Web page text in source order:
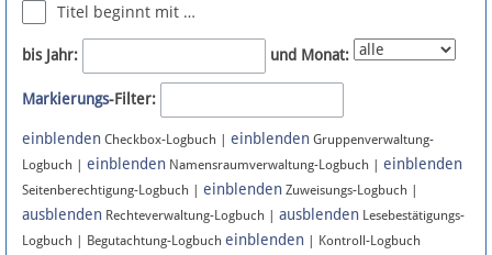
Newsletter
Bluesky
Facebook
Instagram
Titel beginnt mit …
bis Jahr: und Monat:
Markierungs-Filter:
einblenden Checkbox-Logbuch | einblenden Gruppenverwaltung-
Logbuch | einblenden Namensraumverwaltung-Logbuch | einblenden
Seitenberechtigung-Logbuch | einblenden Zuweisungs-Logbuch |
ausblenden Rechteverwaltung-Logbuch | ausblenden Lesebestätigungs-
Logbuch | Begutachtung-Logbuch einblenden | Kontroll-Logbuch